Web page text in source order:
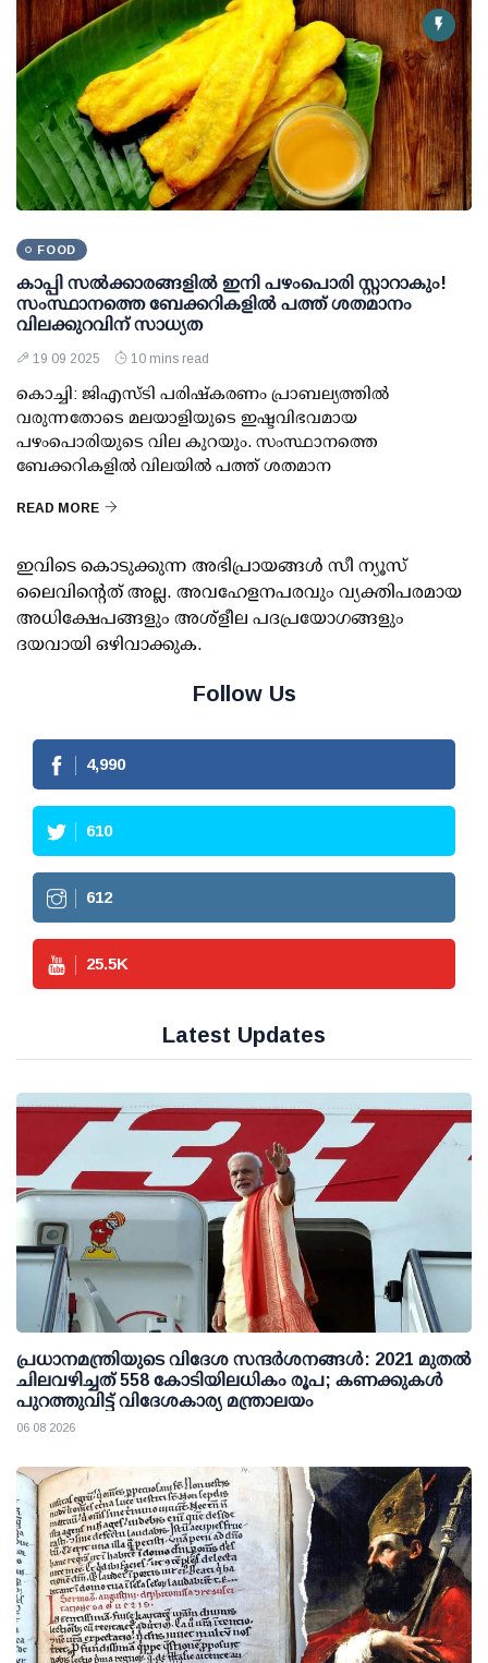
FOOD
കാപ്പി സല്‍ക്കാരങ്ങളില്‍ ഇനി പഴംപൊരി സ്റ്റാറാകും!
സംസ്ഥാനത്തെ ബേക്കറികളില്‍ പത്ത് ശതമാനം
വിലക്കുറവിന് സാധ്യത
19 09 2025 10 mins read
കൊച്ചി: ജിഎസ്ടി പരിഷ്‌കരണം പ്രാബല്യത്തില്‍
വരുന്നതോടെ മലയാളിയുടെ ഇഷ്ടവിഭവമായ
പഴംപൊരിയുടെ വില കുറയും. സംസ്ഥാനത്തെ
ബേക്കറികളില്‍ വിലയില്‍ പത്ത് ശതമാന
READ MORE
ഇവിടെ കൊടുക്കുന്ന അഭിപ്രായങ്ങള്‍ സീ ന്യൂസ്
ലൈവിന്റെത് അല്ല. അവഹേളനപരവും വ്യക്തിപരമായ
അധിക്ഷേപങ്ങളും അശ്‌ളീല പദപ്രയോഗങ്ങളും
ദയവായി ഒഴിവാക്കുക.
Follow Us
4,990
610
612
25.5K
Latest Updates
പ്രധാനമന്ത്രിയുടെ വിദേശ സന്ദർശനങ്ങൾ: 2021 മുതൽ
ചിലവഴിച്ചത് 558 കോടിയിലധികം രൂപ; കണക്കുകൾ
പുറത്തുവിട്ട് വിദേശകാര്യ മന്ത്രാലയം
06 08 2026